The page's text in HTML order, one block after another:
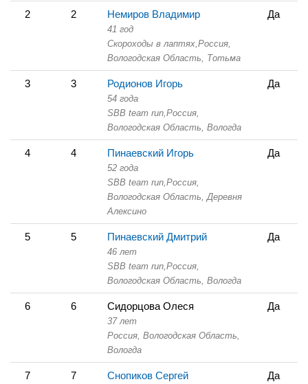
2 2 Немиров Владимир
41 год
Скороходы в лаптях, Россия,
Вологодская Область,
Тотьма
Да
3 3 Родионов Игорь
54 года
SBB team run, Россия,
Вологодская Область, Вологда
Да
4 4 Пинаевский Игорь
52 года
SBB team run, Россия,
Вологодская Область, Деревня
Алексино
Да
5 5 Пинаевский Дмитрий
46 лет
SBB team run, Россия,
Вологодская Область, Вологда
Да
6 6 Сидорцова Олеся
37 лет
Россия, Вологодская Область,
Вологда
Да
7 7 Снопиков Сергей Да